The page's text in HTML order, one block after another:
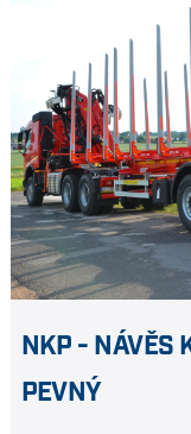
NKP - NÁVĚS
PEVNÝ